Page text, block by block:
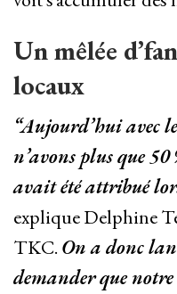
Un mêlée
locaux
“Aujourd’hui avec
n’avons plus que 50
avait été attribué
explique Delphine
TKC. On a donc
demander que notre